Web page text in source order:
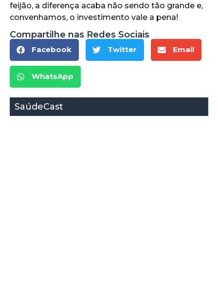
feijão, a diferença acaba não sendo tão grande e,
convenhamos, o investimento vale a pena!
Compartilhe nas Redes Sociais
Facebook Twitter Email
WhatsApp
SaúdeCast